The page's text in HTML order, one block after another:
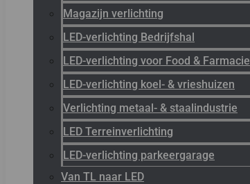
Magazijn verlichting
LED-verlichting Bedrijfshal
LED-verlichting voor Food & Farmacie
LED-verlichting koel- & vrieshuizen
Verlichting metaal- & staalindustrie
LED Terreinverlichting
LED-verlichting parkeergarage
Van TL naar LED